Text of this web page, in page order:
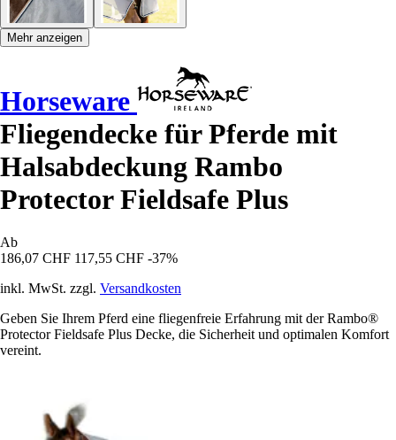
Mehr anzeigen
Horseware
Fliegendecke für Pferde mit
Halsabdeckung Rambo
Protector Fieldsafe Plus
Ab
186,07 CHF 117,55 CHF -37%
inkl. MwSt. zzgl. Versandkosten
Geben Sie Ihrem Pferd eine fliegenfreie Erfahrung mit der Rambo®
Protector Fieldsafe Plus Decke, die Sicherheit und optimalen Komfort
vereint.